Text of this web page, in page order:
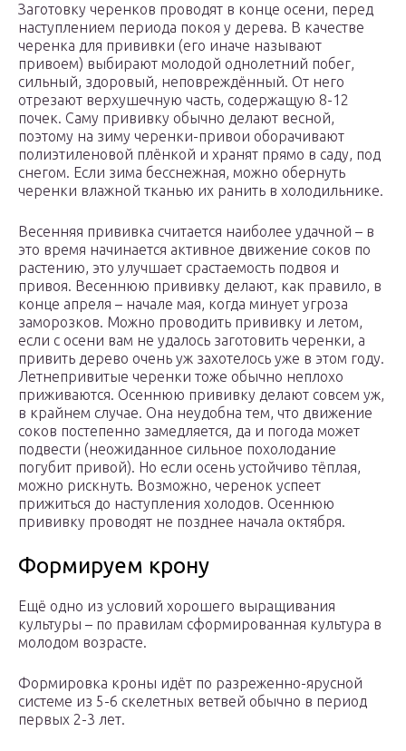
Заготовку черенков проводят в конце осени, перед
наступлением периода покоя у дерева. В качестве
черенка для прививки (его иначе называют
привоем) выбирают молодой однолетний побег,
сильный, здоровый, неповреждённый. От него
отрезают верхушечную часть, содержащую 8-12
почек. Саму прививку обычно делают весной,
поэтому на зиму черенки-привои оборачивают
полиэтиленовой плёнкой и хранят прямо в саду, под
снегом. Если зима бесснежная, можно обернуть
черенки влажной тканью их ранить в холодильнике.
Весенняя прививка считается наиболее удачной – в
это время начинается активное движение соков по
растению, это улучшает срастаемость подвоя и
привоя. Весеннюю прививку делают, как правило, в
конце апреля – начале мая, когда минует угроза
заморозков. Можно проводить прививку и летом,
если с осени вам не удалось заготовить черенки, а
привить дерево очень уж захотелось уже в этом году.
Летнепривитые черенки тоже обычно неплохо
приживаются. Осеннюю прививку делают совсем уж,
в крайнем случае. Она неудобна тем, что движение
соков постепенно замедляется, да и погода может
подвести (неожиданное сильное похолодание
погубит привой). Но если осень устойчиво тёплая,
можно рискнуть. Возможно, черенок успеет
прижиться до наступления холодов. Осеннюю
прививку проводят не позднее начала октября.
Формируем крону
Ещё одно из условий хорошего выращивания
культуры – по правилам сформированная культура в
молодом возрасте.
Формировка кроны идёт по разреженно-ярусной
системе из 5-6 скелетных ветвей обычно в период
первых 2-3 лет.